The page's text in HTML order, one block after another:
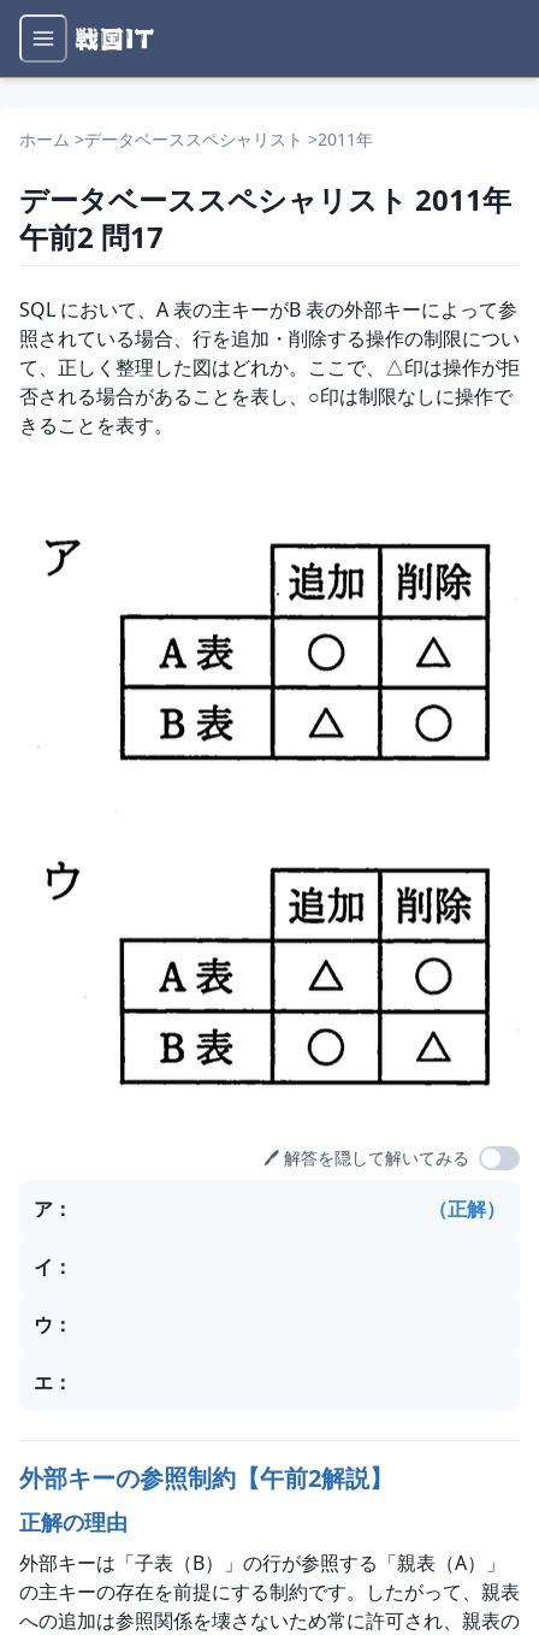
ホーム >データベーススペシャリスト >2011年
データベーススペシャリスト 2011年
午前2 問17
問題文
SQL において、A 表の主キーがB 表の外部キーによって参
照されている場合、行を追加・削除する操作の制限につい
て、正しく整理した図はどれか。ここで、△印は操作が拒
否される場合があることを表し、○印は制限なしに操作で
きることを表す。
🖊️ 解答を隠して解いてみる
選択肢
ア ： （正解）
イ ：
ウ ：
エ ：
外部キーの参照制約【午前2解説】
正解の理由
外部キーは「子表（B）」の行が参照する「親表（A）」
の主キーの存在を前提にする制約です。したがって、親表
への追加は参照関係を壊さないため常に許可され、親表の